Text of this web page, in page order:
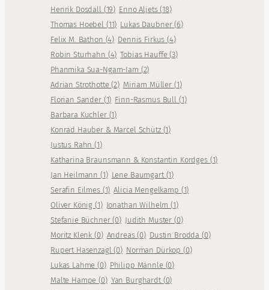
Henrik Dosdall (19) Enno Aljets(18)
Thomas Hoebel (11) Lukas Daubner(6)
Felix M. Bathon (4) Dennis Firkus(4)
Robin Sturhahn (4) Tobias Hauffe(3)
Phanmika Sua-Ngam-Iam (2)
Adrian Strothotte(2) Miriam Müller (1)
Florian Sander (1) Finn-Rasmus Bull (1)
Barbara Kuchler (1)
Konrad Hauber & Marcel Schütz (1)
Justus Rahn(1)
Katharina Braunsmann & Konstantin Kordges (1)
Jan Heilmann(1) Lene Baumgart (1)
Serafin Eilmes (1) Alicia Mengelkamp (1)
Oliver König(1) Jonathan Wilhelm(1)
Stefanie Büchner(0) Judith Muster (0)
Moritz Klenk(0) Andreas(0) Dustin Brodda (0)
Rupert Hasenzagl(0) Norman Dürkop (0)
Lukas Lahme(0) Philipp Männle (0)
Malte Hampe(0) Yan Burghardt (0)